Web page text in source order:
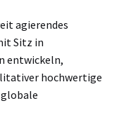
agierendes
Sitz in
entwickeln,
hochwertige